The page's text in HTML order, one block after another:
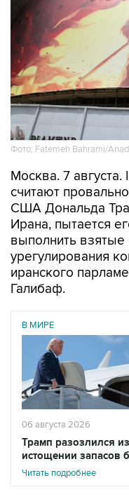
Фото: Fatemeh Bahrami/
Москва. 7 августа.
считают
США Дональда
Ирана, пытается
выполнить взятые
урегулирования
иранского
Галибаф.
В МИРЕ
06 августа 2026
Трамп разозлился
истощении запасов
Читать подробнее